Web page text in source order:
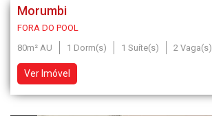
Morumbi
FORA DO POOL
80m² AU
1 Dorm(s) 1 Suíte(s) 2 Vaga(s)
Ver Imóvel